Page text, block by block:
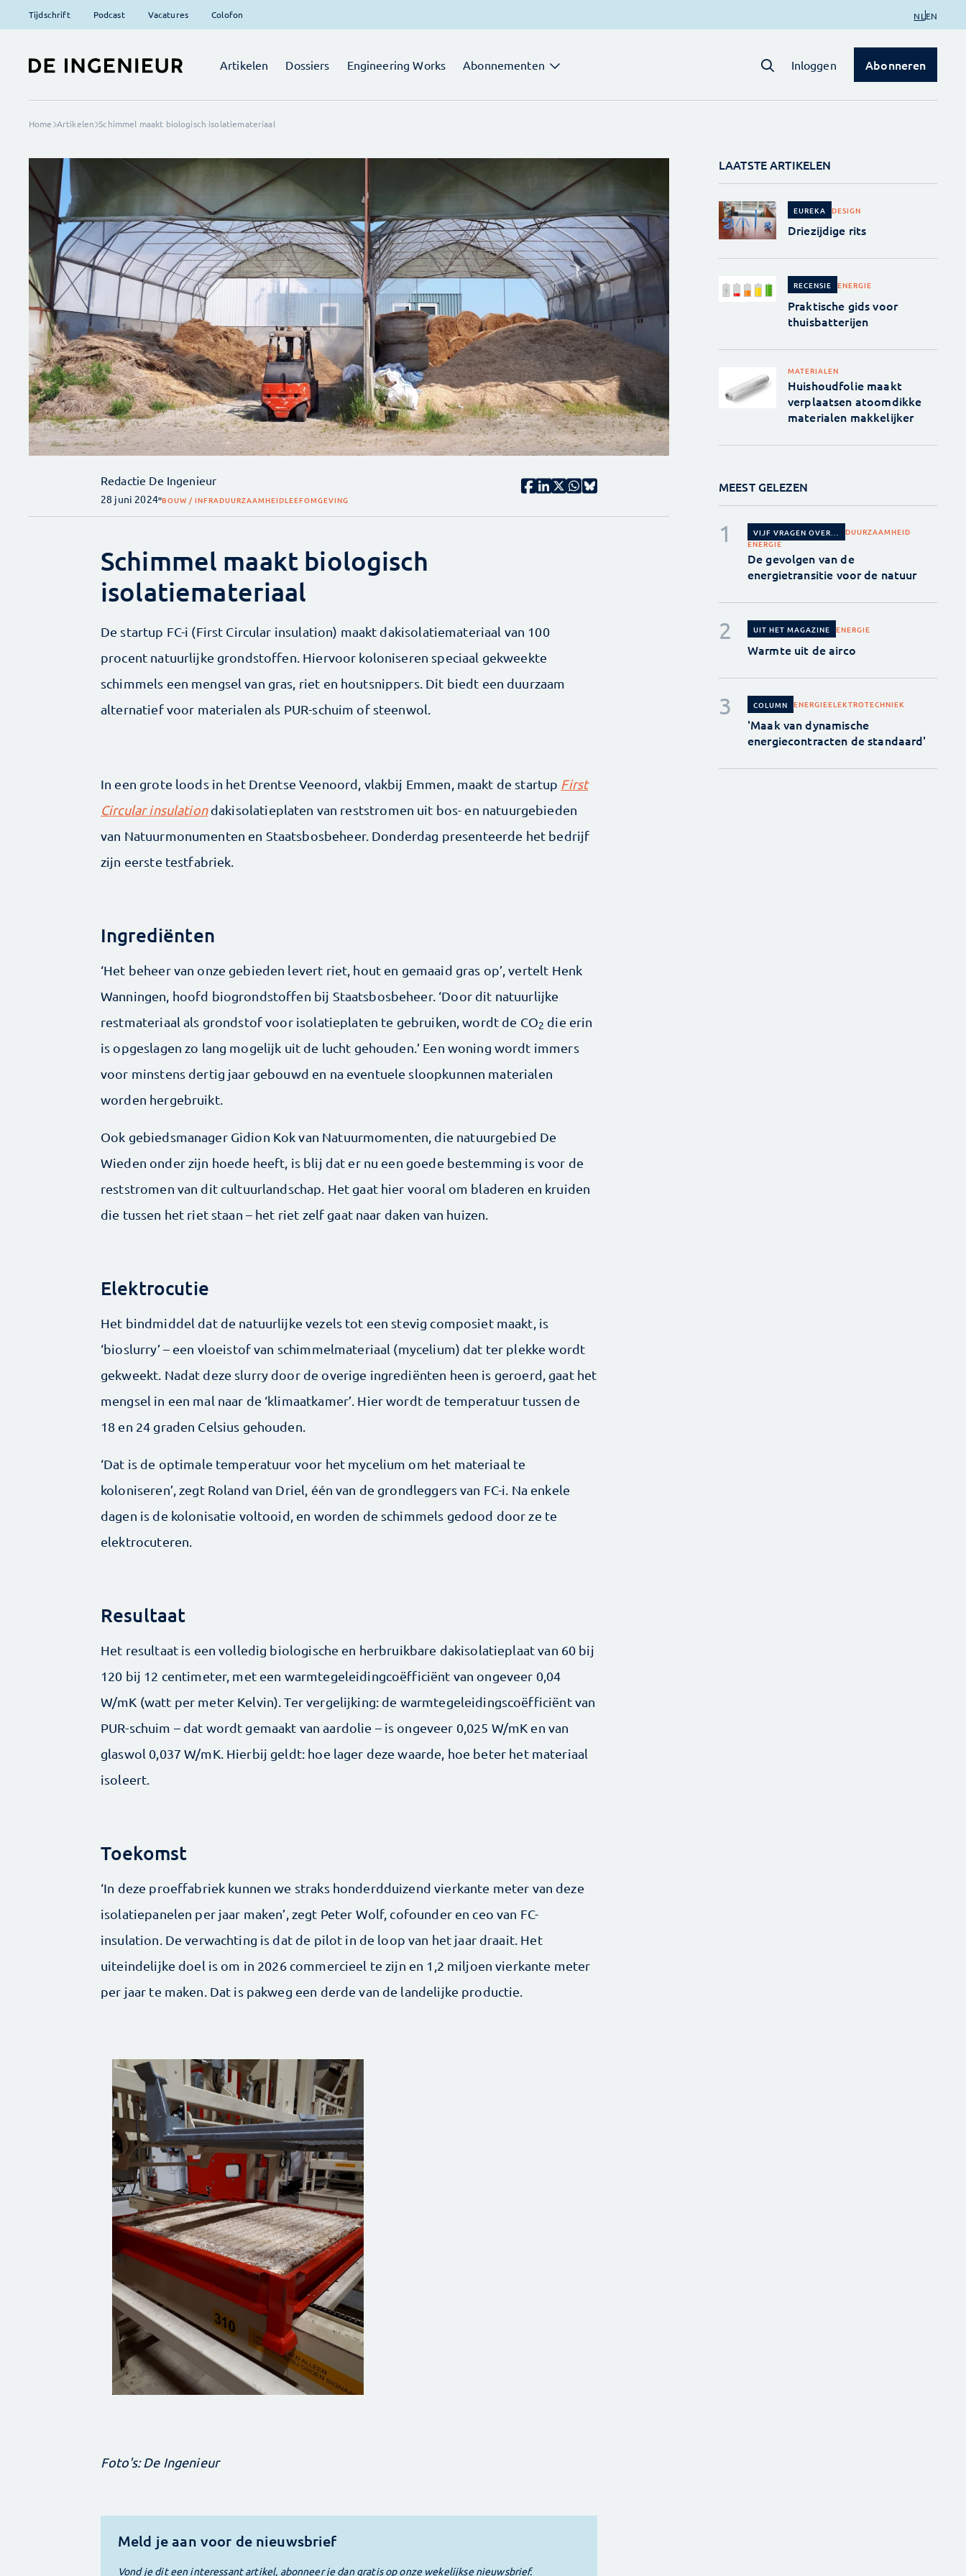
Tijdschrift Podcast Vacatures Colofon NL EN
Artikelen Dossiers Engineering Works Abonnementen Inloggen Abonneren
Home Artikelen Schimmel maakt biologisch isolatiemateriaal
Redactie De Ingenieur
28 juni 2024 BOUW / INFRADUURZAAMHEIDLEEFOMGEVING
Schimmel maakt biologisch
isolatiemateriaal
De startup FC-i (First Circular insulation) maakt dakisolatiemateriaal van 100
procent natuurlijke grondstoffen. Hiervoor koloniseren speciaal gekweekte
schimmels een mengsel van gras, riet en houtsnippers. Dit biedt een duurzaam
alternatief voor materialen als PUR-schuim of steenwol.
In een grote loods in het Drentse Veenoord, vlakbij Emmen, maakt de startup First
Circular insulationdakisolatieplaten van reststromen uit bos- en natuurgebieden
van Natuurmonumenten en Staatsbosbeheer. Donderdag presenteerde het bedrijf
zijn eerste testfabriek.
Ingrediënten
‘Het beheer van onze gebieden levert riet, hout en gemaaid gras op’, vertelt Henk
Wanningen, hoofd biogrondstoffen bij Staatsbosbeheer. ‘Door dit natuurlijke
restmateriaal als grondstof voor isolatieplaten te gebruiken, wordt de CO2 die erin
is opgeslagen zo lang mogelijk uit de lucht gehouden.’ Een woning wordt immers
voor minstens dertig jaar gebouwd en na eventuele sloopkunnen materialen
worden hergebruikt.
Ook gebiedsmanager Gidion Kok van Natuurmomenten, die natuurgebied De
Wieden onder zijn hoede heeft, is blij dat er nu een goede bestemming is voor de
reststromen van dit cultuurlandschap. Het gaat hier vooral om bladeren en kruiden
die tussen het riet staan – het riet zelf gaat naar daken van huizen.
Elektrocutie
Het bindmiddel dat de natuurlijke vezels tot een stevig composiet maakt, is
‘bioslurry’ – een vloeistof van schimmelmateriaal (mycelium) dat ter plekke wordt
gekweekt. Nadat deze slurry door de overige ingrediënten heen is geroerd, gaat het
mengsel in een mal naar de ‘klimaatkamer’. Hier wordt de temperatuur tussen de
18 en 24 graden Celsius gehouden.
‘Dat is de optimale temperatuur voor het mycelium om het materiaal te
koloniseren’, zegt Roland van Driel, één van de grondleggers van FC-i. Na enkele
dagen is de kolonisatie voltooid, en worden de schimmels gedood door ze te
elektrocuteren.
Resultaat
Het resultaat is een volledig biologische en herbruikbare dakisolatieplaat van 60 bij
120 bij 12 centimeter, met een warmtegeleidingcoëfficiënt van ongeveer 0,04
W/mK (watt per meter Kelvin). Ter vergelijking: de warmtegeleidingscoëfficiënt van
PUR-schuim – dat wordt gemaakt van aardolie – is ongeveer 0,025 W/mK en van
glaswol 0,037 W/mK. Hierbij geldt: hoe lager deze waarde, hoe beter het materiaal
isoleert.
Toekomst
‘In deze proeffabriek kunnen we straks honderdduizend vierkante meter van deze
isolatiepanelen per jaar maken’, zegt Peter Wolf, cofounder en ceo van FC-
insulation. De verwachting is dat de pilot in de loop van het jaar draait. Het
uiteindelijke doel is om in 2026 commercieel te zijn en 1,2 miljoen vierkante meter
per jaar te maken. Dat is pakweg een derde van de landelijke productie.
Foto's: De Ingenieur
Meld je aan voor de nieuwsbrief
Vond je dit een interessant artikel, abonneer je dan gratis op onze wekelijkse nieuwsbrief.
LAATSTE ARTIKELEN
EUREKA DESIGN
Driezijdige rits
RECENSIE ENERGIE
Praktische gids voor
thuisbatterijen
MATERIALEN
Huishoudfolie maakt
verplaatsen atoomdikke
materialen makkelijker
MEEST GELEZEN
VIJF VRAGEN OVER...
DUURZAAMHEID
ENERGIE
De gevolgen van de
energietransitie voor de natuur
UIT HET MAGAZINE ENERGIE
Warmte uit de airco
COLUMN ENERGIEELEKTROTECHNIEK
'Maak van dynamische
energiecontracten de standaard'